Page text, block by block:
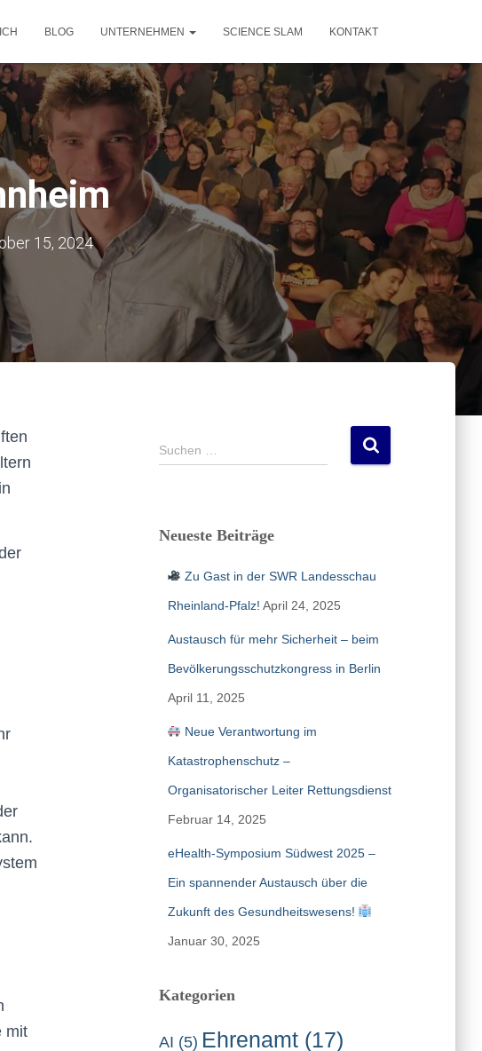
BLOG UNTERNEHMEN SCIENCE SLAM KONTAKT
15, 2024
mit
S
u
n
Suchen …
Neueste Beiträge
Zu Gast in der SWR Landesschau
Rheinland-Pfalz! April 24, 2025
Austausch für mehr Sicherheit – beim
Bevölkerungsschutzkongress in Berlin
April 11, 2025
Neue Verantwortung im
Katastrophenschutz –
Organisatorischer Leiter Rettungsdienst
Februar 14, 2025
eHealth-Symposium Südwest 2025 –
Ein spannender Austausch über die
Zukunft des Gesundheitswesens!
Januar 30, 2025
Kategorien
AI (5) Ehrenamt(17)